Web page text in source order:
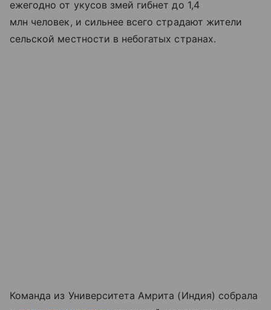
ежегодно от укусов змей гибнет до 1,4
млн человек, и сильнее всего страдают жители
сельской местности в небогатых странах.
Команда из Университета Амрита (Индия) собрала